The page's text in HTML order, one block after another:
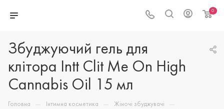
0
Збуджуючий гель для
клітора Intt Clit Me On High
Cannabis Oil 15 мл
Головна — Інтимна косметика — Жіночі збуджувачі —